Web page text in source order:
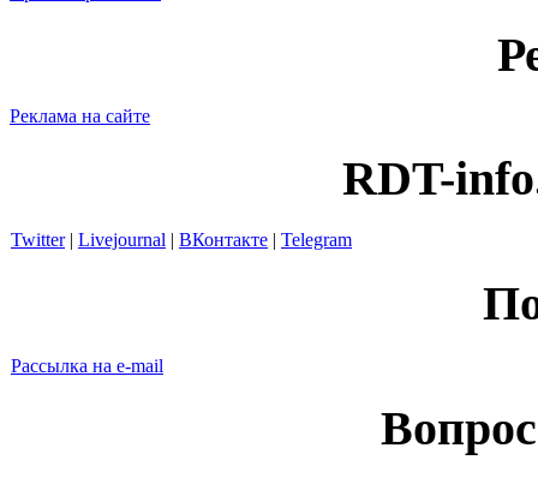
Реклама на сайте
RDT-
Twitter| Livejournal | ВКонтакте | Telegram
Рассылка на e-mail